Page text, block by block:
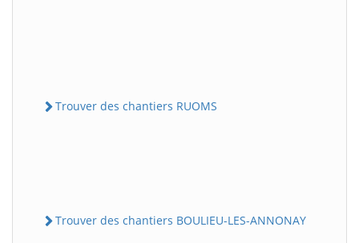
Trouver des chantiers RUOMS
Trouver des chantiers BOULIEU-LES-ANNONAY